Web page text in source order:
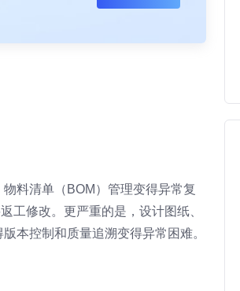
料清单（BOM）管理变得异常复
工修改。更严重的是，设计图纸、
本控制和质量追溯变得异常困难。